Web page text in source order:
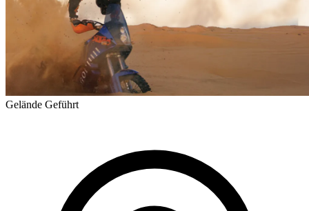
Gelände Geführt